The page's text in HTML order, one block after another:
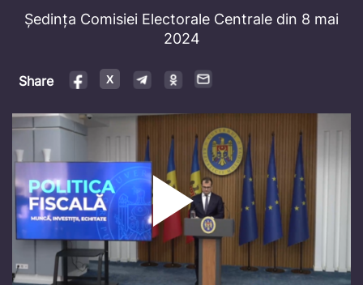
Ședința Comisiei Electorale Centrale din 8 mai
2024
Share